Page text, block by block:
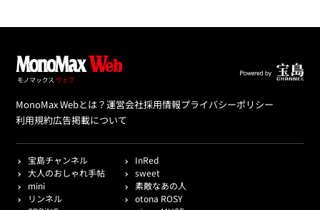
MonoMax Webとは？運営会社採用情報プライバシーポリシー
利用規約広告掲載について
宝島チャンネル
InRed
大人のおしゃれ手帖
sweet
mini
素敵なあの人
リンネル
otona ROSY